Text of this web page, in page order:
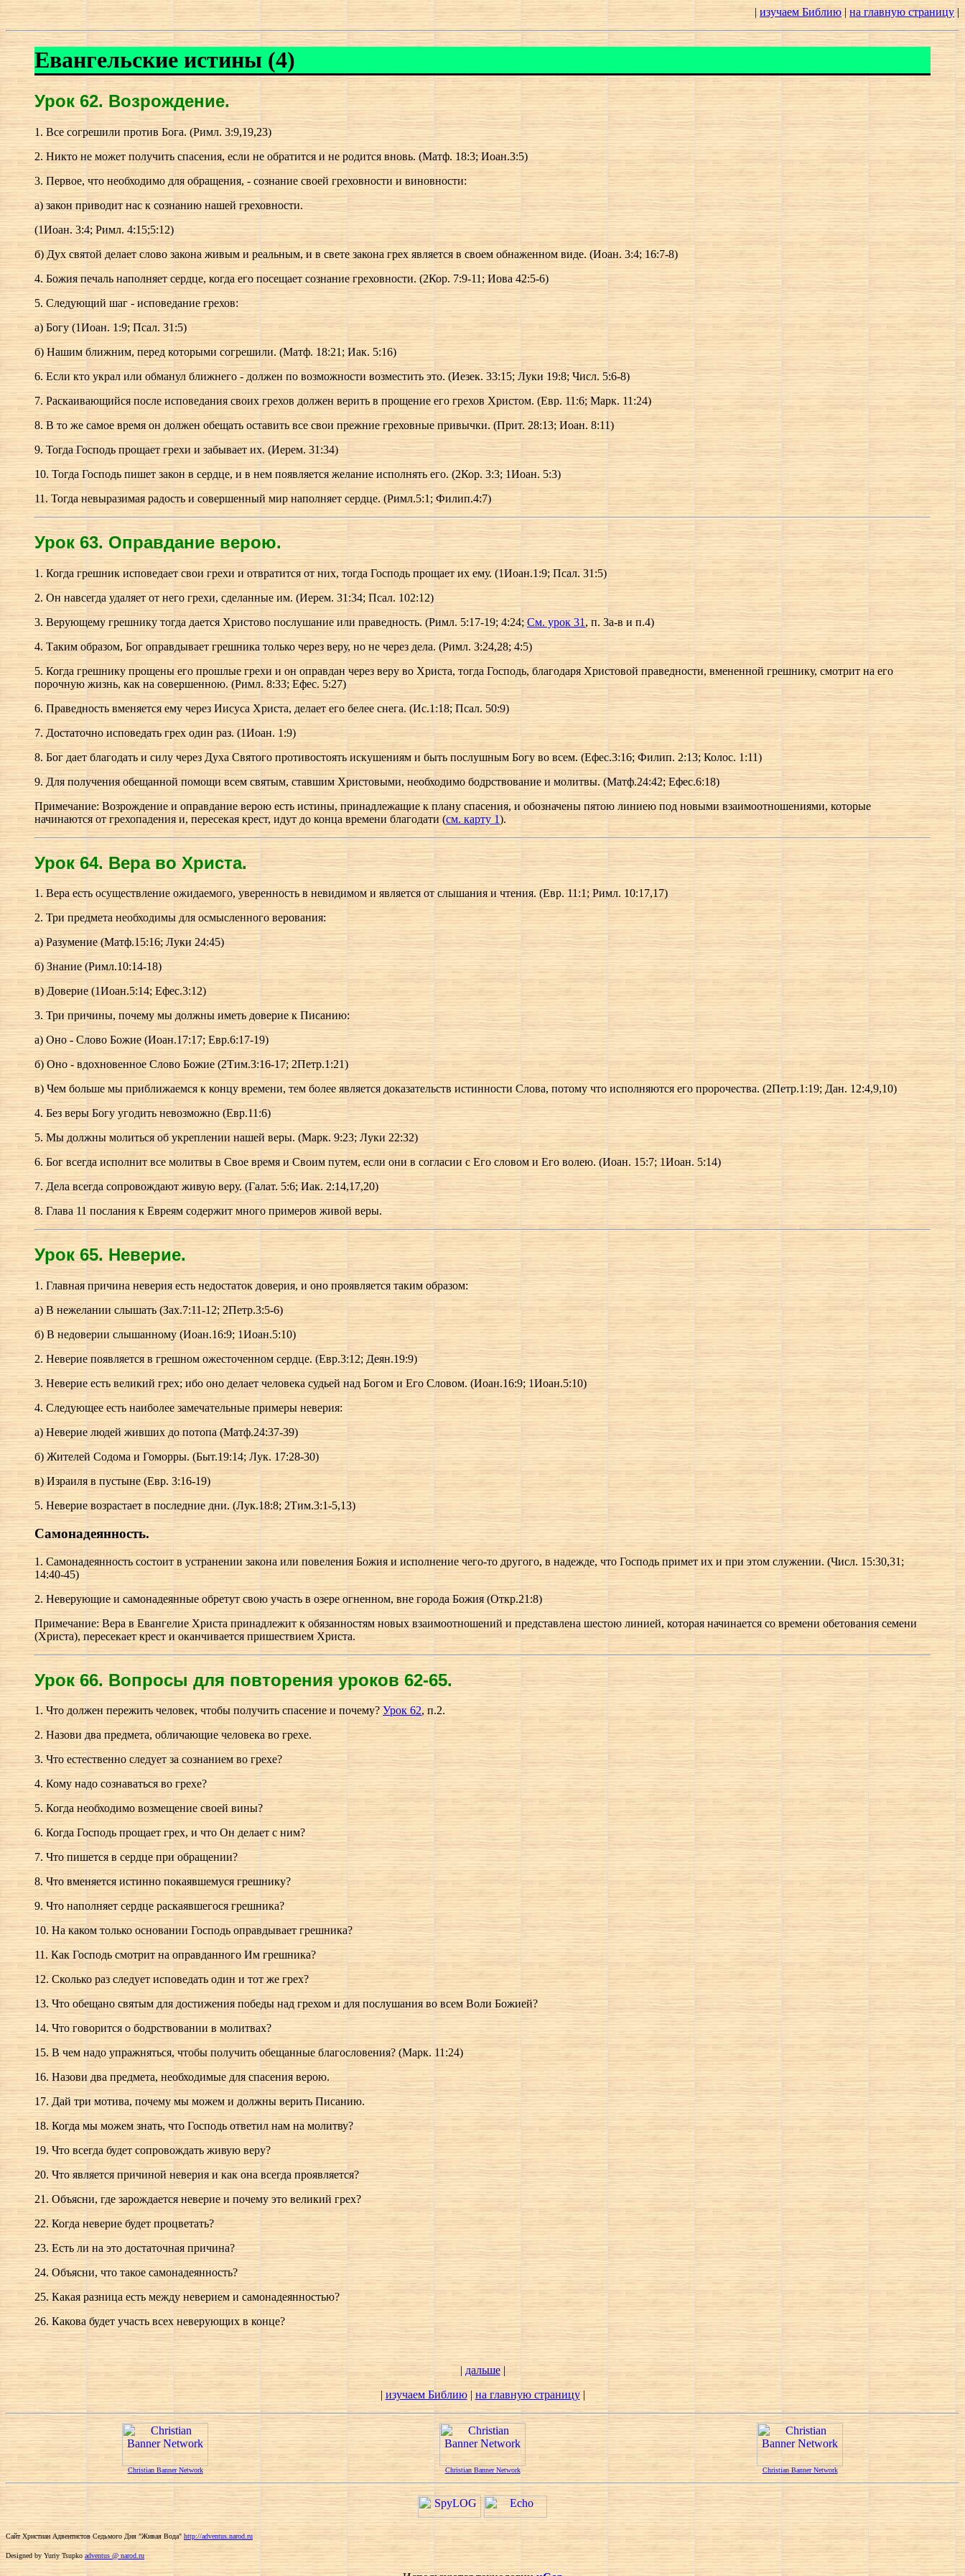
| изучаем Библию | на главную страницу|
Евангельские истины (4)
Урок 62. Возрождение.
1. Все согрешили против Бога. (Римл. 3:9,19,23)
2. Никто не может получить спасения, если не обратится и не родится вновь. (Матф. 18:3; Иоан.3:5)
3. Первое, что необходимо для обращения, - сознание своей греховности и виновности:
а) закон приводит нас к сознанию нашей греховности.
(1Иоан. 3:4; Римл. 4:15;5:12)
б) Дух святой делает слово закона живым и реальным, и в свете закона грех является в своем обнаженном виде. (Иоан. 3:4; 16:7-8)
4. Божия печаль наполняет сердце, когда его посещает сознание греховности. (2Кор. 7:9-11; Иова 42:5-6)
5. Следующий шаг - исповедание грехов:
а) Богу (1Иоан. 1:9; Псал. 31:5)
б) Нашим ближним, перед которыми согрешили. (Матф. 18:21; Иак. 5:16)
6. Если кто украл или обманул ближнего - должен по возможности возместить это. (Иезек. 33:15; Луки 19:8; Числ. 5:6-8)
7. Раскаивающийся после исповедания своих грехов должен верить в прощение его грехов Христом. (Евр. 11:6; Марк. 11:24)
8. В то же самое время он должен обещать оставить все свои прежние греховные привычки. (Прит. 28:13; Иоан. 8:11)
9. Тогда Господь прощает грехи и забывает их. (Иерем. 31:34)
10. Тогда Господь пишет закон в сердце, и в нем появляется желание исполнять его. (2Кор. 3:3; 1Иоан. 5:3)
11. Тогда невыразимая радость и совершенный мир наполняет сердце. (Римл.5:1; Филип.4:7)
Урок 63. Оправдание верою.
1. Когда грешник исповедает свои грехи и отвратится от них, тогда Господь прощает их ему. (1Иоан.1:9; Псал. 31:5)
2. Он навсегда удаляет от него грехи, сделанные им. (Иерем. 31:34; Псал. 102:12)
3. Верующему грешнику тогда дается Христово послушание или праведность. (Римл. 5:17-19; 4:24;См. урок 31, п. 3а-в и п.4)
4. Таким образом, Бог оправдывает грешника только через веру, но не через дела. (Римл. 3:24,28; 4:5)
5. Когда грешнику прощены его прошлые грехи и он оправдан через веру во Христа, тогда Господь, благодаря Христовой праведности, вмененной грешнику, смотрит на его
порочную жизнь, как на совершенною. (Римл. 8:33; Ефес. 5:27)
6. Праведность вменяется ему через Иисуса Христа, делает его белее снега. (Ис.1:18; Псал. 50:9)
7. Достаточно исповедать грех один раз. (1Иоан. 1:9)
8. Бог дает благодать и силу через Духа Святого противостоять искушениям и быть послушным Богу во всем. (Ефес.3:16; Филип. 2:13; Колос. 1:11)
9. Для получения обещанной помощи всем святым, ставшим Христовыми, необходимо бодрствование и молитвы. (Матф.24:42; Ефес.6:18)
Примечание: Возрождение и оправдание верою есть истины, принадлежащие к плану спасения, и обозначены пятою линиею под новыми взаимоотношениями, которые
начинаются от грехопадения и, пересекая крест, идут до конца времени благодати (см. карту 1).
Урок 64.Вера во Христа.
1. Вера есть осуществление ожидаемого, уверенность в невидимом и является от слышания и чтения. (Евр. 11:1; Римл. 10:17,17)
2. Три предмета необходимы для осмысленного верования:
а) Разумение (Матф.15:16; Луки 24:45)
б) Знание (Римл.10:14-18)
в) Доверие (1Иоан.5:14; Ефес.3:12)
3. Три причины, почему мы должны иметь доверие к Писанию:
а) Оно - Слово Божие (Иоан.17:17; Евр.6:17-19)
б) Оно - вдохновенное Слово Божие (2Тим.3:16-17; 2Петр.1:21)
в) Чем больше мы приближаемся к концу времени, тем более является доказательств истинности Слова, потому что исполняются его пророчества. (2Петр.1:19; Дан. 12:4,9,10)
4. Без веры Богу угодить невозможно (Евр.11:6)
5. Мы должны молиться об укреплении нашей веры. (Марк. 9:23; Луки 22:32)
6. Бог всегда исполнит все молитвы в Свое время и Своим путем, если они в согласии с Его словом и Его волею. (Иоан. 15:7; 1Иоан. 5:14)
7. Дела всегда сопровождают живую веру. (Галат. 5:6; Иак. 2:14,17,20)
8. Глава 11 послания к Евреям содержит много примеров живой веры.
Урок 65. Неверие.
1. Главная причина неверия есть недостаток доверия, и оно проявляется таким образом:
а) В нежелании слышать (Зах.7:11-12; 2Петр.3:5-6)
б) В недоверии слышанному (Иоан.16:9; 1Иоан.5:10)
2. Неверие появляется в грешном ожесточенном сердце. (Евр.3:12; Деян.19:9)
3. Неверие есть великий грех; ибо оно делает человека судьей над Богом и Его Словом. (Иоан.16:9; 1Иоан.5:10)
4. Следующее есть наиболее замечательные примеры неверия:
а) Неверие людей живших до потопа (Матф.24:37-39)
б) Жителей Содома и Гоморры. (Быт.19:14; Лук. 17:28-30)
в) Израиля в пустыне (Евр. 3:16-19)
5. Неверие возрастает в последние дни. (Лук.18:8; 2Тим.3:1-5,13)
Самонадеянность.
1. Самонадеянность состоит в устранении закона или повеления Божия и исполнение чего-то другого, в надежде, что Господь примет их и при этом служении. (Числ. 15:30,31;
14:40-45)
2. Неверующие и самонадеянные обретут свою участь в озере огненном, вне города Божия (Откр.21:8)
Примечание: Вера в Евангелие Христа принадлежит к обязанностям новых взаимоотношений и представлена шестою линией, которая начинается со времени обетования семени
(Христа), пересекает крест и оканчивается пришествием Христа.
Урок 66. Вопросы для повторения уроков 62-65.
1. Что должен пережить человек, чтобы получить спасение и почему? Урок 62, п.2.
2. Назови два предмета, обличающие человека во грехе.
3. Что естественно следует за сознанием во грехе?
4. Кому надо сознаваться во грехе?
5. Когда необходимо возмещение своей вины?
6. Когда Господь прощает грех, и что Он делает с ним?
7. Что пишется в сердце при обращении?
8. Что вменяется истинно покаявшемуся грешнику?
9. Что наполняет сердце раскаявшегося грешника?
10. На каком только основании Господь оправдывает грешника?
11. Как Господь смотрит на оправданного Им грешника?
12. Сколько раз следует исповедать один и тот же грех?
13. Что обещано святым для достижения победы над грехом и для послушания во всем Воли Божией?
14. Что говорится о бодрствовании в молитвах?
15. В чем надо упражняться, чтобы получить обещанные благословения? (Марк. 11:24)
16. Назови два предмета, необходимые для спасения верою.
17. Дай три мотива, почему мы можем и должны верить Писанию.
18. Когда мы можем знать, что Господь ответил нам на молитву?
19. Что всегда будет сопровождать живую веру?
20. Что является причиной неверия и как она всегда проявляется?
21. Объясни, где зарождается неверие и почему это великий грех?
22. Когда неверие будет процветать?
23. Есть ли на это достаточная причина?
24. Объясни, что такое самонадеянность?
25. Какая разница есть между неверием и самонадеянностью?
26. Какова будет участь всех неверующих в конце?
дальше|
изучаем Библию| на главную страницу|
Christian Banner Network Christian Banner Network Christian Banner Network
Сайт Христиан Адвентистов Седьмого Дня "Живая Вода" http://adventus.narod.ru
Designed by Yuriy Tsupko adventus @ narod.ru